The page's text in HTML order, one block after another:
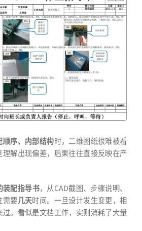
顺序、内部结构时，二维图纸很难被看
解出现偏差，后果往往直接反映在产
装配指导书，从CAD截图、步骤说明、
需要几天时间。一旦设计发生变更，相
。看似是文档工作，实则消耗了大量